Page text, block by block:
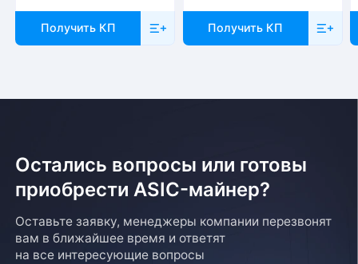
Получить КП Получить КП
Остались вопросы или готовы
приобрести ASIC-майнер?
Оставьте заявку, менеджеры компании перезвонят
вам в ближайшее время и ответят
на все интересующие вопросы